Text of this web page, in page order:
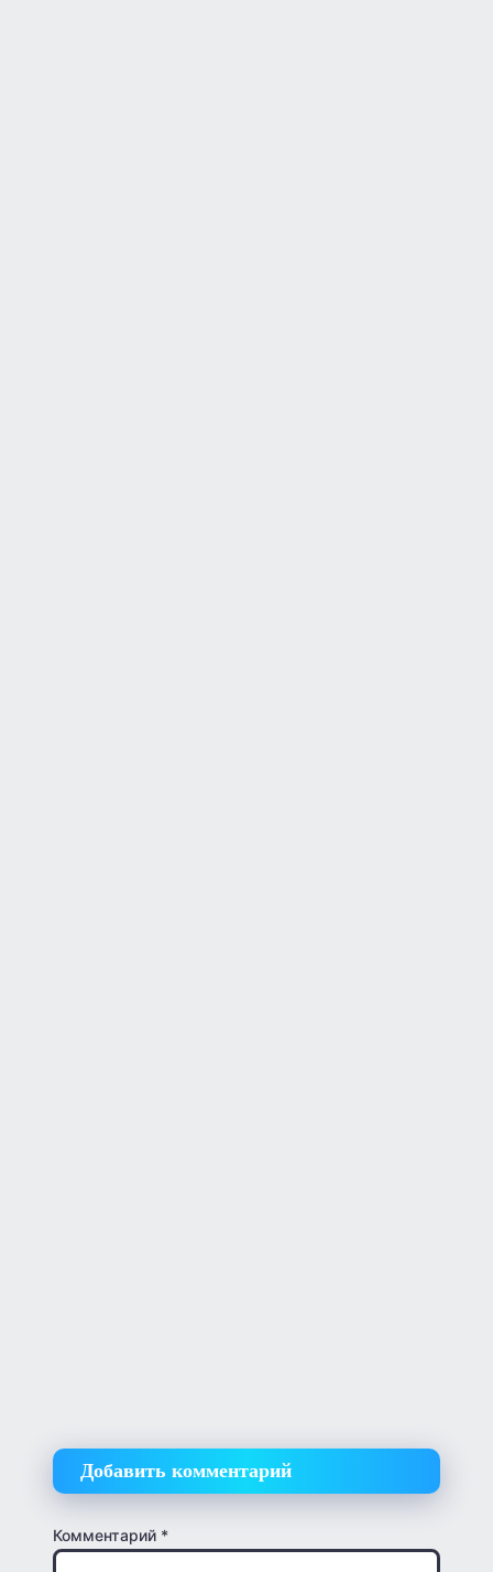
Добавить комментарий
Комментарий *